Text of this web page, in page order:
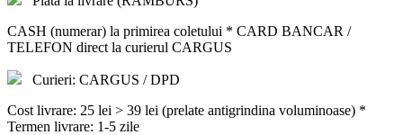
CASH (numerar) la primirea coletului * CARD BANCAR /
TELEFON direct la curierul CARGUS
Curieri: CARGUS / DPD
Cost livrare: 25 lei > 39 lei (prelate antigrindina voluminoase) *
Termen livrare: 1-5 zile